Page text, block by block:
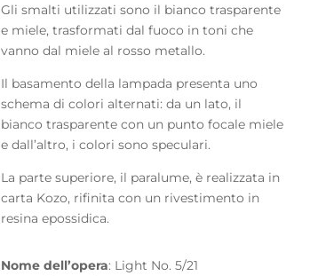
Gli smalti utilizzati sono il bianco trasparente
e miele, trasformati dal fuoco in toni che
vanno dal miele al rosso metallo.
Il basamento della lampada presenta uno
schema di colori alternati: da un lato, il
bianco trasparente con un punto focale miele
e dall’altro, i colori sono speculari.
La parte superiore, il paralume, è realizzata in
carta Kozo, rifinita con un rivestimento in
resina epossidica.
Nome dell’opera: Light No. 5/21